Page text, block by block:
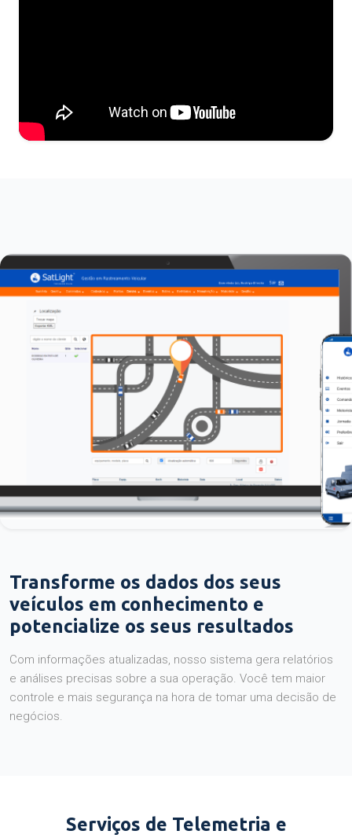
Transforme os dados dos seus
veículos em conhecimento e
potencialize os seus resultados
Com informações atualizadas, nosso sistema gera relatórios
e análises precisas sobre a sua operação. Você tem maior
controle e mais segurança na hora de tomar uma decisão de
negócios.
Serviços de Telemetria e